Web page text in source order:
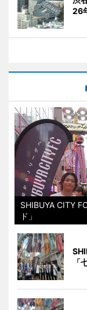
26
SHIBUYA CITY
ド」
「